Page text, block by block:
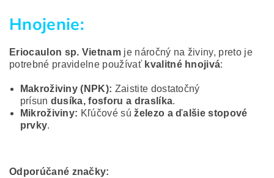
Hnojenie:
Eriocaulon sp. Vietnam je náročný na živiny, preto je
potrebné pravidelne používať kvalitné hnojivá:
Makroživiny (NPK): Zaistite dostatočný
prísun dusíka, fosforu a draslíka.
Mikroživiny: Kľúčové súželezo a ďalšie stopové
prvky.
Odporúčané značky: